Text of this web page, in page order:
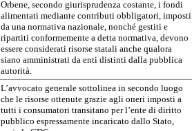
Orbene, secondo giurisprudenza costante, i fondi
alimentati mediante contributi obbligatori, imposti
da una normativa nazionale, nonché gestiti e
ripartiti conformemente a detta normativa, devono
essere considerati risorse statali anche qualora
siano amministrati da enti distinti dalla pubblica
autorità.
L’avvocato generale sottolinea in secondo luogo
che le risorse ottenute grazie agli oneri imposti a
tutti i consumatori transitano per l’ente di diritto
pubblico espressamente incaricato dallo Stato,